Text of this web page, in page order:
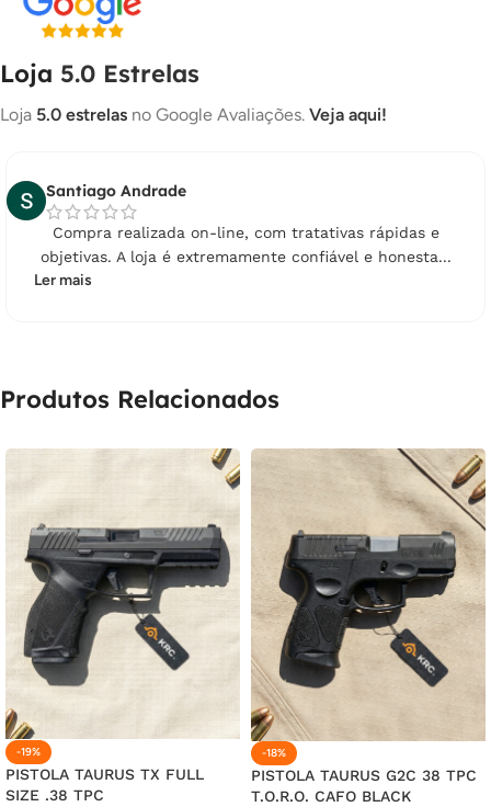
Loja 5.0 Estrelas
Loja 5.0 estrelas no Google Avaliações. Veja aqui!
Santiago Andrade
Compra realizada on-line, com tratativas rápidas e
objetivas. A loja é extremamente confiável e honesta...
Ler mais
Produtos Relacionados
-19%
PISTOLA TAURUS TX FULL
SIZE .38 TPC
-18%
PISTOLA TAURUS G2C 38 TPC
T.O.R.O. CAFO BLACK